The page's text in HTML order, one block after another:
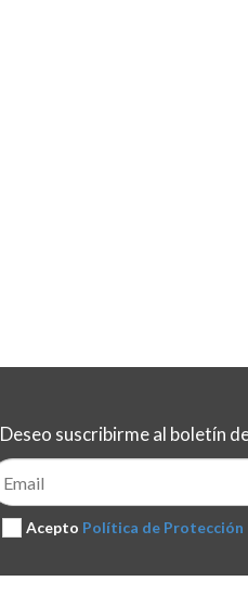
Deseo suscribirme al boletín
Acepto Política de Protección